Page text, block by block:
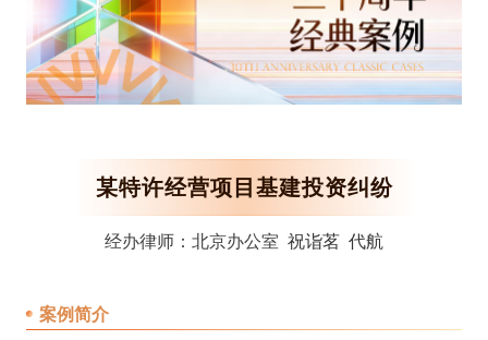
某特许经营项目基建投资纠纷
经办律师：北京办公室 祝诣茗 代航
案例简介